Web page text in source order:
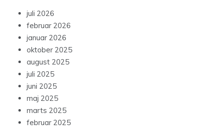
juli 2026
februar 2026
januar 2026
oktober 2025
august 2025
juli 2025
juni 2025
maj 2025
marts 2025
februar 2025